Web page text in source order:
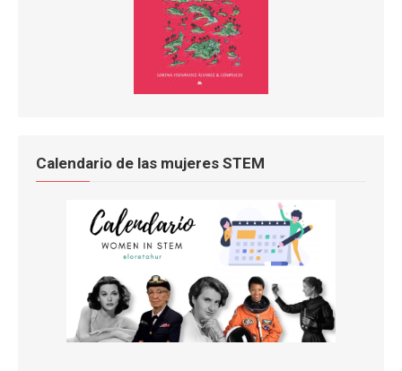
Calendario de las mujeres STEM